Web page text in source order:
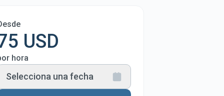
USD
hora
Selecciona una fecha